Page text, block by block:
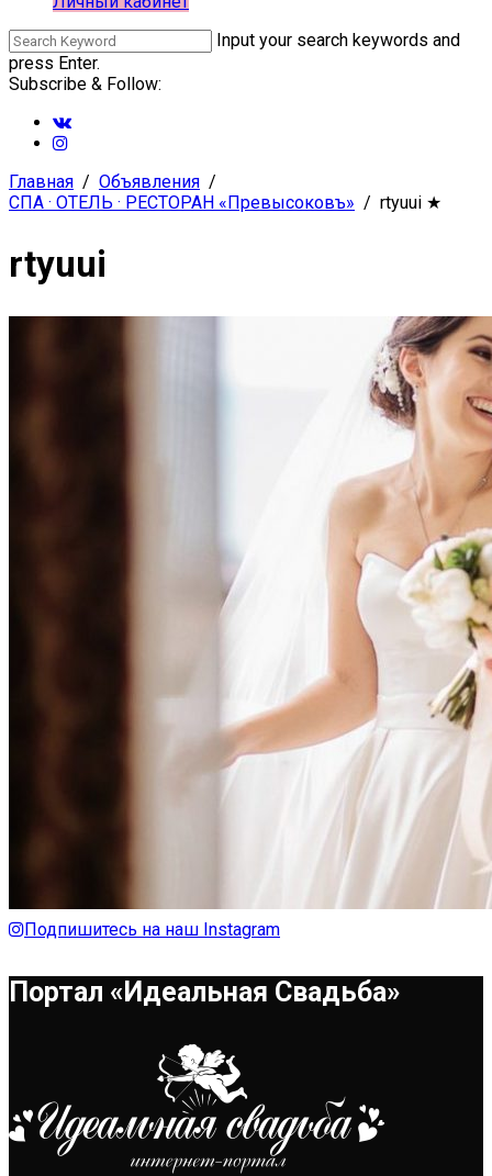
Input your search keywords and
press Enter.
Subscribe & Follow:
Главная
Объявления
СПА · ОТЕЛЬ · РЕСТОРАН «Превысоковъ»
rtyuui ★
rtyuui
Подпишитесь на наш Instagram
Портал «Идеальная Свадьба»